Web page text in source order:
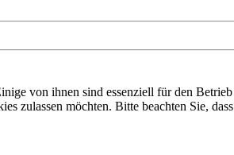
Havixbeck
von ihnen sind essenziell für den
zulassen möchten. Bitte beachten Sie,